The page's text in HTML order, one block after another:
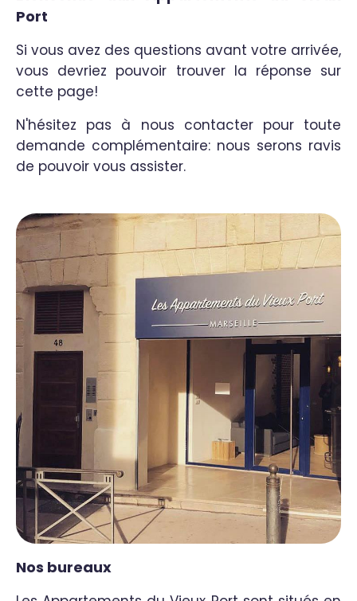
Port
Si vous avez des questions avant votre arrivée,
vous devriez pouvoir trouver la réponse sur
cette page!
N'hésitez pas à nous contacter pour toute
demande complémentaire: nous serons ravis
de pouvoir vous assister.
Nos bureaux